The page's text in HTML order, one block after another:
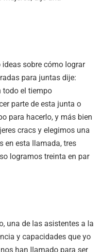
sobre cómo lograr
para juntas dije:
todo el tiempo
parte de esta junta o
para hacerlo, y más bien
cracs y elegimos una
en esta llamada, tres
logramos treinta en par
una de las asistentes a la
y capacidades que yo
han llamado para ser